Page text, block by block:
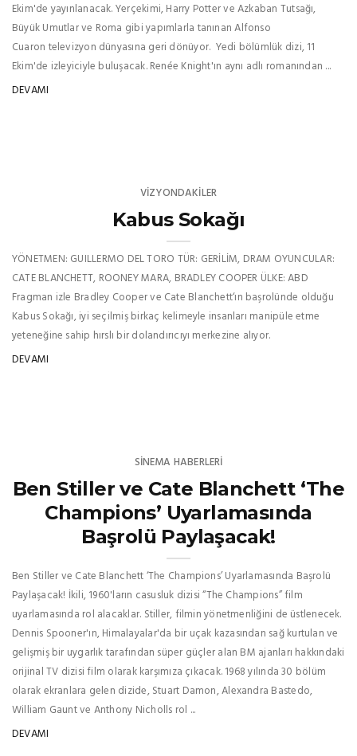
Ekim'de yayınlanacak. Yerçekimi, Harry Potter ve Azkaban Tutsağı,
Büyük Umutlar ve Roma gibi yapımlarla tanınan Alfonso
Cuaron televizyon dünyasına geri dönüyor. Yedi bölümlük dizi, 11
Ekim'de izleyiciyle buluşacak. Renée Knight'ın aynı adlı romanından ...
DEVAMI
VIZYONDAKILER
Kabus Sokağı
YÖNETMEN: GUILLERMO DEL TORO TÜR: GERİLİM, DRAM OYUNCULAR:
CATE BLANCHETT, ROONEY MARA, BRADLEY COOPER ÜLKE: ABD
Fragman izle Bradley Cooper ve Cate Blanchett‘ın başrolünde olduğu
Kabus Sokağı, iyi seçilmiş birkaç kelimeyle insanları manipüle etme
yeteneğine sahip hırslı bir dolandırıcıyı merkezine alıyor.
DEVAMI
SINEMA HABERLERI
Ben Stiller ve Cate Blanchett ‘The
Champions’ Uyarlamasında
Başrolü Paylaşacak!
Ben Stiller ve Cate Blanchett ‘The Champions’ Uyarlamasında Başrolü
Paylaşacak! İkili, 1960'ların casusluk dizisi “The Champions” film
uyarlamasında rol alacaklar. Stiller, filmin yönetmenliğini de üstlenecek.
Dennis Spooner'ın, Himalayalar'da bir uçak kazasından sağ kurtulan ve
gelişmiş bir uygarlık tarafından süper güçler alan BM ajanları hakkındaki
orijinal TV dizisi film olarak karşımıza çıkacak. 1968 yılında 30 bölüm
olarak ekranlara gelen dizide, Stuart Damon, Alexandra Bastedo,
William Gaunt ve Anthony Nicholls rol ...
DEVAMI